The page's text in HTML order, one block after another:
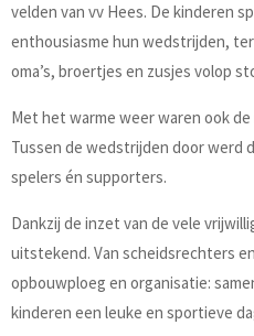
velden van vv Hees. De kinderen
enthousiasme hun wedstrijden,
oma’s, broertjes en zusjes volop
Met het warme weer waren ook
Tussen de wedstrijden door werd
spelers én supporters.
Dankzij de inzet van de vele
uitstekend. Van scheidsrechters
opbouwploeg en organisatie:
kinderen een leuke en sportieve